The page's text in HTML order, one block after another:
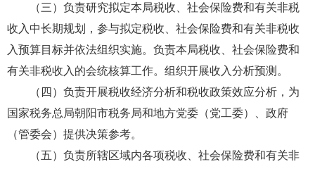
（三）负责研究拟定本局税收、社会保险费和有关非税
收入中长期规划，参与拟定税收、社会保险费和有关非税收
入预算目标并依法组织实施。负责本局税收、社会保险费和
有关非税收入的会统核算工作。组织开展收入分析预测。
（四）负责开展税收经济分析和税收政策效应分析，为
国家税务总局朝阳市税务局和地方党委（党工委）、政府
（管委会）提供决策参考。
（五）负责所辖区域内各项税收、社会保险费和有关非